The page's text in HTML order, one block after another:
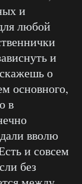
и
любой
и
о
основного,
в
вволю
и совсем
без